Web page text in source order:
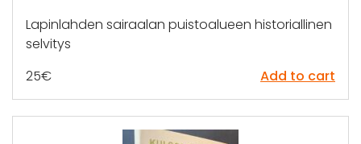
Lapinlahden sairaalan puistoalueen historiallinen
selvitys
25€ Add to cart